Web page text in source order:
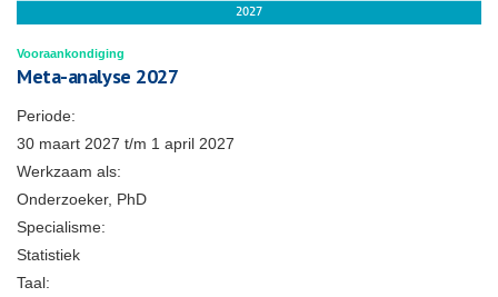
2027
Vooraankondiging
Meta-analyse 2027
Periode:
30 maart 2027 t/m 1 april 2027
Werkzaam als:
Onderzoeker, PhD
Specialisme:
Statistiek
Taal: